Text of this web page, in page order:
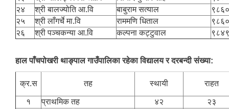
२४
श्री बालज्योति आ.वि बाबुराम सत्याल
२५
श्री लाँगर्चे मा.वि राममणि धिताल
२६
श्री पञ्चकन्या आ.वि कल्पना कट्टुवाल
हाल पाँचपोखरी थाङ्पाल गाउँपालिका रहेका विद्यालय र दरबन्दी संख्या:
क्र.स तह स्थायी राहत
१ प्राथमिक तह ४२
२३